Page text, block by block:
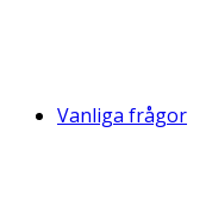
Vanliga frågor